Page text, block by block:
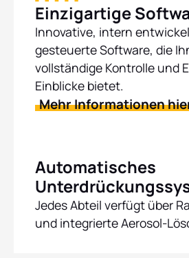
Einzigartige
Innovative, intern
gesteuerte Software, die
vollständige Kontrolle und
Einblicke bietet.
Mehr Informationen
Automatisches
Jedes Abteil verfügt über
und integrierte Aerosol-